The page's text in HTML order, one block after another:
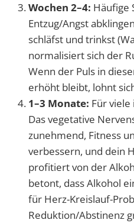
Wochen 2–4: Häufige
Entzug/Angst
schläfst und trinkst
normalisiert sich der
Wenn der Puls in
erhöht bleibt, lohnt
1–3 Monate: Für viele
Das vegetative
zunehmend, Fitness
verbessern, und dein
profitiert von der
betont, dass Alkohol
für Herz-Kreislauf-
Reduktion/Abstinenz